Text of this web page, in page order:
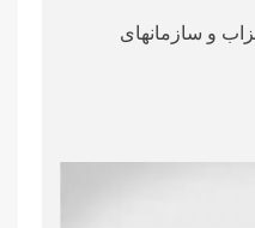
و سازمانهای